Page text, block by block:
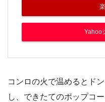
Yahoo
コンロの火で温めるとド
し、できたてのポップコ